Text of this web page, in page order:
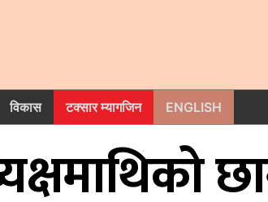
विकास टक्सार म्यागजिन ENGLISH